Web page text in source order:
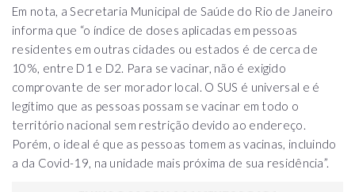
Em nota, a Secretaria Municipal de Saúde do Rio de Janeiro
informa que “o índice de doses aplicadas em pessoas
residentes em outras cidades ou estados é de cerca de
10%, entre D1 e D2. Para se vacinar, não é exigido
comprovante de ser morador local. O SUS é universal e é
legítimo que as pessoas possam se vacinar em todo o
território nacional sem restrição devido ao endereço.
Porém, o ideal é que as pessoas tomem as vacinas, incluindo
a da Covid-19, na unidade mais próxima de sua residência”.